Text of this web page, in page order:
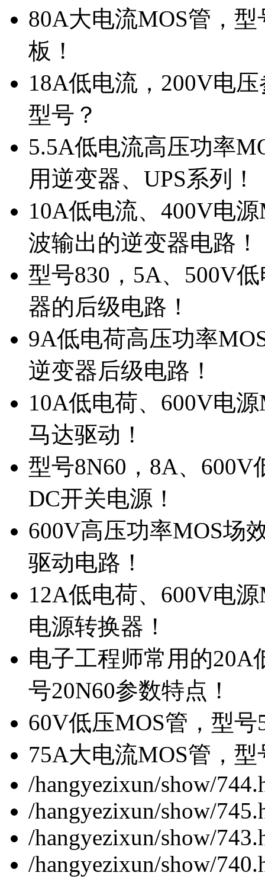
80A大电流MOS管，
板！
18A低电流，200V电
型号？
5.5A低电流高压功率
用逆变器、UPS系列！
10A低电流、400V电
波输出的逆变器电路！
型号830，5A、500V
器的后级电路！
9A低电荷高压功率
逆变器后级电路！
10A低电荷、600V电
马达驱动！
型号8N60，8A、
DC开关电源！
600V高压功率MOS场
驱动电路！
12A低电荷、600V电
电源转换器！
电子工程师常用的20A
号20N60参数特点！
60V低压MOS管，型
75A大电流MOS管，
/hangyezixun/show/
/hangyezixun/show/
/hangyezixun/show/
/hangyezixun/show/